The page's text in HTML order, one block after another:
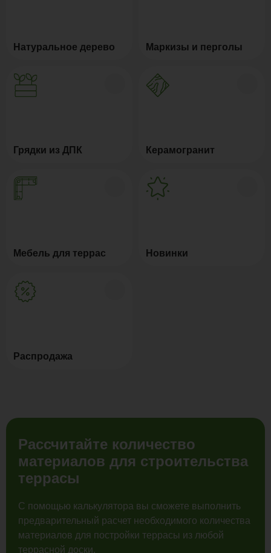
Натуральное дерево Маркизы и перголы
Грядки из ДПК Керамогранит
Мебель для террас Новинки
Распродажа
Рассчитайте количество
материалов для строительства
террасы
С помощью калькулятора вы сможете выполнить
предварительный расчет необходимого количества
материалов для постройки террасы из любой
террасной доски.